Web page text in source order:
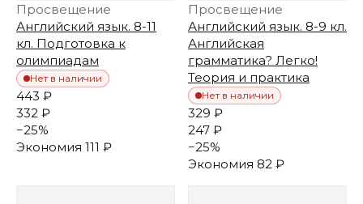
Просвещение
Английский язык. 8-11
кл. Подготовка к
олимпиадам
Нет в наличии
443 ₽
332 ₽
−25%
Экономия 111 ₽
Просвещение
Английский язык. 8-9 кл.
Английская
грамматика? Легко!
Теория и практика
Нет в наличии
329 ₽
247 ₽
−25%
Экономия 82 ₽